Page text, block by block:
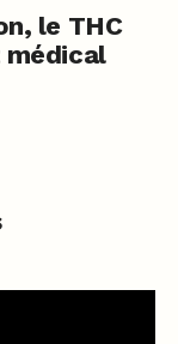
le THC